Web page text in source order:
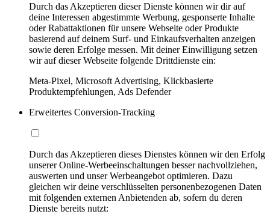
Durch das Akzeptieren dieser Dienste können wir dir auf
deine Interessen abgestimmte Werbung, gesponserte Inhalte
oder Rabattaktionen für unsere Webseite oder Produkte
basierend auf deinem Surf- und Einkaufsverhalten anzeigen
sowie deren Erfolge messen. Mit deiner Einwilligung setzen
wir auf dieser Webseite folgende Drittdienste ein:
Meta-Pixel, Microsoft Advertising, Klickbasierte
Produktempfehlungen, Ads Defender
Erweitertes Conversion-Tracking
Durch das Akzeptieren dieses Dienstes können wir den Erfolg
unserer Online-Werbeeinschaltungen besser nachvollziehen,
auswerten und unser Werbeangebot optimieren. Dazu
gleichen wir deine verschlüsselten personenbezogenen Daten
mit folgenden externen Anbietenden ab, sofern du deren
Dienste bereits nutzt: